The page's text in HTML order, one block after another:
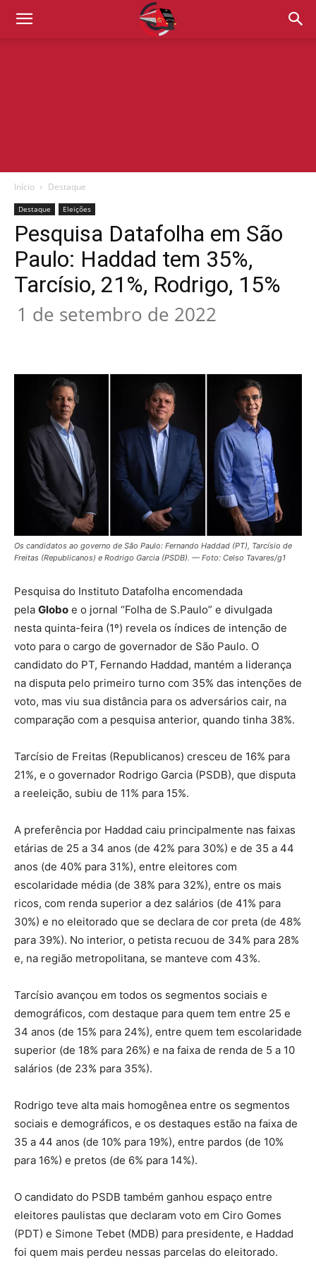
Início Destaque
Destaque Eleições
Pesquisa Datafolha em São
Paulo: Haddad tem 35%,
Tarcísio, 21%, Rodrigo, 15%
1 de setembro de 2022
Os candidatos ao governo de São Paulo: Fernando Haddad (PT), Tarcísio de
Freitas (Republicanos) e Rodrigo Garcia (PSDB). — Foto: Celso Tavares/g1
Pesquisa do Instituto Datafolha encomendada
pela Globo e o jornal “Folha de S.Paulo” e divulgada
nesta quinta-feira (1º) revela os índices de intenção de
voto para o cargo de governador de São Paulo. O
candidato do PT, Fernando Haddad, mantém a liderança
na disputa pelo primeiro turno com 35% das intenções de
voto, mas viu sua distância para os adversários cair, na
comparação com a pesquisa anterior, quando tinha 38%.
Tarcísio de Freitas (Republicanos) cresceu de 16% para
21%, e o governador Rodrigo Garcia (PSDB), que disputa
a reeleição, subiu de 11% para 15%.
A preferência por Haddad caiu principalmente nas faixas
etárias de 25 a 34 anos (de 42% para 30%) e de 35 a 44
anos (de 40% para 31%), entre eleitores com
escolaridade média (de 38% para 32%), entre os mais
ricos, com renda superior a dez salários (de 41% para
30%) e no eleitorado que se declara de cor preta (de 48%
para 39%). No interior, o petista recuou de 34% para 28%
e, na região metropolitana, se manteve com 43%.
Tarcísio avançou em todos os segmentos sociais e
demográficos, com destaque para quem tem entre 25 e
34 anos (de 15% para 24%), entre quem tem escolaridade
superior (de 18% para 26%) e na faixa de renda de 5 a 10
salários (de 23% para 35%).
Rodrigo teve alta mais homogênea entre os segmentos
sociais e demográficos, e os destaques estão na faixa de
35 a 44 anos (de 10% para 19%), entre pardos (de 10%
para 16%) e pretos (de 6% para 14%).
O candidato do PSDB também ganhou espaço entre
eleitores paulistas que declaram voto em Ciro Gomes
(PDT) e Simone Tebet (MDB) para presidente, e Haddad
foi quem mais perdeu nessas parcelas do eleitorado.